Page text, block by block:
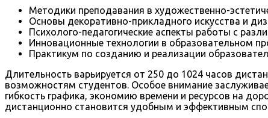
Методики преподавания в художественно-
Основы декоративно-прикладного искусства и
Психолого-педагогические аспекты работы с
Инновационные технологии в образовательном
Практикум по созданию и реализации
Длительность варьируется от 250 до 1024 часов
возможностям студентов. Особое внимание
гибкость графика, экономию времени и ресурсов на
дистанционно становится удобным и эффективным